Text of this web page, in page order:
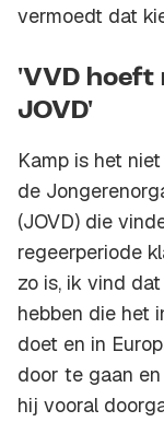
vermoedt dat
'VVD
JOVD'
Kamp is het
de
(JOVD) die
regeerperiode
zo is, ik vind
hebben die het
doet en in
door te gaan
hij vooral